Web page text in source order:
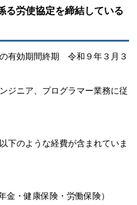
る労使協定を締結している
有効期間終期 令和９年３月３
ジニア、プログラマー業務に従
下のような経費が含まれていま
金・健康保険・労働保険）